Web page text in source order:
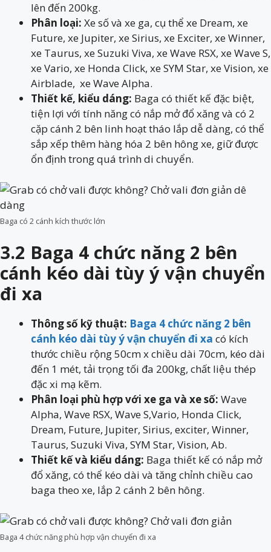
lên đến 200kg.
Phân loại: Xe số và xe ga, cụ thể xe Dream, xe
Future, xe Jupiter, xe Sirius, xe Exciter, xe Winner,
xe Taurus, xe Suzuki Viva, xe Wave RSX, xe Wave S,
xe Vario, xe Honda Click, xe SYM Star, xe Vision, xe
Airblade, xe Wave Alpha.
Thiết kế, kiểu dáng: Baga có thiết kế đặc biệt,
tiện lợi với tính năng có nắp mở đổ xăng và có 2
cặp cánh 2 bên linh hoạt tháo lắp dễ dàng, có thể
sắp xếp thêm hàng hóa 2 bên hông xe, giữ được
ổn định trong quá trình di chuyển.
Baga có 2 cánh kích thước lớn
3.2 Baga 4 chức năng 2 bên
cánh kéo dài tùy ý vận chuyển
đi xa
Thông số kỹ thuật: Baga 4 chức năng 2 bên
cánh kéo dài tùy ý vận chuyển đi xa có kích
thước chiều rộng 50cm x chiều dài 70cm, kéo dài
đến 1 mét, tải trọng tối đa 200kg, chất liệu thép
đặc xi mạ kẽm.
Phân loại phù hợp với xe ga và xe số: Wave
Alpha, Wave RSX, Wave S,Vario, Honda Click,
Dream, Future, Jupiter, Sirius, exciter, Winner,
Taurus, Suzuki Viva, SYM Star, Vision, Ab.
Thiết kế và kiểu dáng: Baga thiết kế có nắp mở
đổ xăng, có thể kéo dài và tăng chỉnh chiều cao
baga theo xe, lắp 2 cánh 2 bên hông.
Baga 4 chức năng phù hợp vận chuyển đi xa